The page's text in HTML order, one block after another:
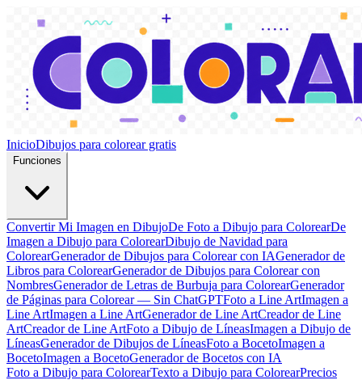
InicioDibujos para colorear gratis
Funciones
Convertir Mi Imagen en DibujoDe Foto a Dibujo para ColorearDe
Imagen a Dibujo para ColorearDibujo de Navidad para
ColorearGenerador de Dibujos para Colorear con IAGenerador de
Libros para ColorearGenerador de Dibujos para Colorear con
NombresGenerador de Letras de Burbuja para ColorearGenerador
de Páginas para Colorear — Sin ChatGPTFoto a Line ArtImagen a
Line ArtImagen a Line ArtGenerador de Line ArtCreador de Line
ArtCreador de Line ArtFoto a Dibujo de LíneasImagen a Dibujo de
LíneasGenerador de Dibujos de LíneasFoto a BocetoImagen a
BocetoImagen a BocetoGenerador de Bocetos con IA
Foto a Dibujo para ColorearTexto a Dibujo para ColorearPrecios